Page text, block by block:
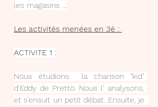
les magasins ...
Les activités menées en 3è :
ACTIVITE 1 :
Nous étudions  la chanson "kid"
d'Eddy de Pretto. Nous l' analysons,
et s'ensuit un petit débat. Ensuite, je